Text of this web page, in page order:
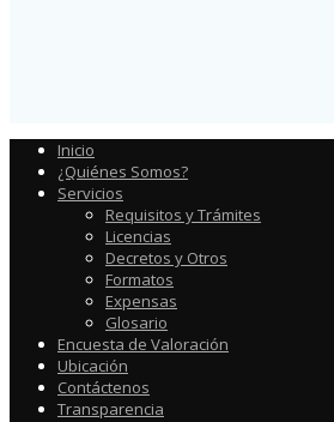
Inicio
¿Quiénes Somos?
Servicios
Requisitos y Trámites
Licencias
Decretos y Otros
Formatos
Expensas
Glosario
Encuesta de Valoración
Ubicación
Contáctenos
Transparencia